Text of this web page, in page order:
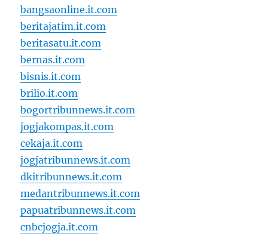
bangsaonline.it.com
beritajatim.it.com
beritasatu.it.com
bernas.it.com
bisnis.it.com
brilio.it.com
bogortribunnews.it.com
jogjakompas.it.com
cekaja.it.com
jogjatribunnews.it.com
dkitribunnews.it.com
medantribunnews.it.com
papuatribunnews.it.com
cnbcjogja.it.com